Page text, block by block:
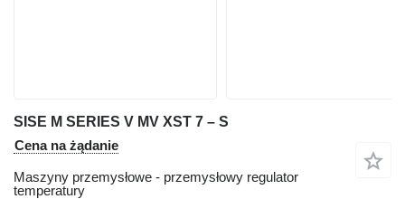
SISE M SERIES V MV XST 7 – S
Cena na żądanie
Maszyny przemysłowe - przemysłowy regulator
temperatury